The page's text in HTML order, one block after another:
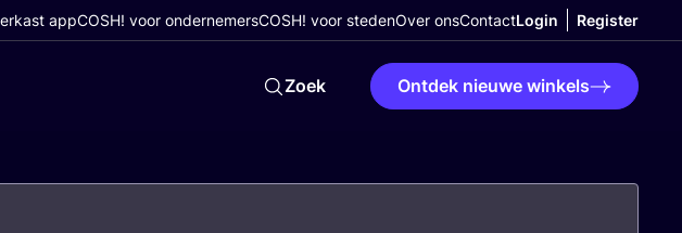
appCOSH! voor ondernemersCOSH! voor stedenOver onsContactLogin Register
Zoek Ontdek nieuwe winkels